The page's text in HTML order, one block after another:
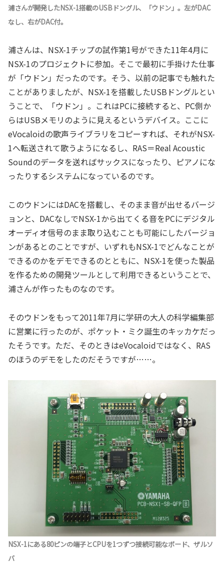
浦さんが開発したNSX-1搭載のUSBドングル、「ウドン」。左がDAC
なし、右がDAC付。
浦さんは、NSX-1チップの試作第1号ができた11年4月に
NSX-1のプロジェクトに参加。そこで最初に手掛けた仕事
が「ウドン」だったのです。そう、以前の記事でも触れた
ことがありましたが、NSX-1を搭載したUSBドングルとい
うことで、「ウドン」。これはPCに接続すると、PC側か
らはUSBメモリのように見えるというデバイス。ここに
eVocaloidの歌声ライブラリをコピーすれば、それがNSX-
1へ転送されて歌うようになるし、RAS＝Real Acoustic
Soundのデータを送ればサックスになったり、ピアノにな
ったりするシステムになっているのです。
このウドンにはDACを搭載し、そのまま音が出せるバージ
ョンと、DACなしでNSX-1から出てくる音をPCにデジタル
オーディオ信号のまま取り込むことも可能にしたバージョ
ンがあるとのことですが、いずれもNSX-1でどんなことが
できるのかをデモできるのとともに、NSX-1を使った製品
を作るための開発ツールとして利用できるということで、
浦さんが作ったものなのです。
そのウドンをもって2011年7月に学研の大人の科学編集部
に営業に行ったのが、ポケット・ミク誕生のキッカケだっ
たそうです。ただ、そのときはeVocaloidではなく、RAS
のほうのデモをしたのだそうですが……。
NSX-1にある80ピンの端子とCPUを1つずつ接続可能なボード、ザルソ
バ